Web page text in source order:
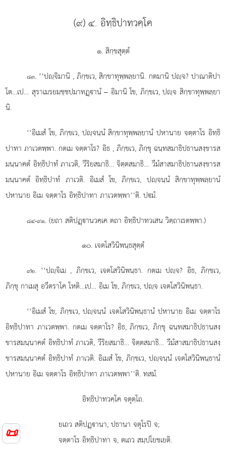
📜
(๙) ๔. อิทฺธิปาทวคฺโค
๑. สิกฺขสุตฺตํ
๘๓. ‘‘ปฺจิมานิ , ภิกฺขเว, สิกฺขาทุพฺพลฺยานิ. กตมานิ ปฺจ? ปาณาติปา
โต…เป… สุราเมรยมชฺชปมาทฏฺานํ – อิมานิ โข, ภิกฺขเว, ปฺจ สิกฺขาทุพฺพลฺยา
นิ.
‘‘อิเมสํ โข, ภิกฺขเว, ปฺจนฺนํ สิกฺขาทุพฺพลฺยานํ ปหานาย จตฺตาโร อิทฺธิ
ปาทา ภาเวตพฺพา. กตเม จตฺตาโร? อิธ , ภิกฺขเว, ภิกฺขุ ฉนฺทสมาธิปธานสงฺขารส
มนฺนาคตํ อิทฺธิปาทํ ภาเวติ, วีริยสมาธิ… จิตฺตสมาธิ… วีมํสาสมาธิปธานสงฺขารส
มนฺนาคตํ อิทฺธิปาทํ ภาเวติ. อิเมสํ โข, ภิกฺขเว, ปฺจนฺนํ สิกฺขาทุพฺพลฺยานํ
ปหานาย อิเม จตฺตาโร อิทฺธิปาทา ภาเวตพฺพา’’ติ. ปมํ.
๘๔-๙๑. (ยถา สติปฏฺานวคฺเค ตถา อิทฺธิปาทวเสน วิตฺถาเรตพฺพา.)
๑๐. เจตโสวินิพนฺธสุตฺตํ
๙๒. ‘‘ปฺจิเม, ภิกฺขเว, เจตโสวินิพนฺธา. กตเม ปฺจ? อิธ, ภิกฺขเว,
ภิกฺขุ กาเมสุ อวีตราโค โหติ…เป… อิเม โข, ภิกฺขเว, ปฺจ เจตโสวินิพนฺธา.
‘‘อิเมสํ โข, ภิกฺขเว, ปฺจนฺนํ เจตโสวินิพนฺธานํ ปหานาย อิเม จตฺตาโร
อิทฺธิปาทา ภาเวตพฺพา. กตเม จตฺตาโร? อิธ, ภิกฺขเว, ภิกฺขุ ฉนฺทสมาธิปธานสงฺ
ขารสมนฺนาคตํ อิทฺธิปาทํ ภาเวติ, วีริยสมาธิ… จิตฺตสมาธิ… วีมํสาสมาธิปธานสงฺ
ขารสมนฺนาคตํ อิทฺธิปาทํภาเวติ. อิเมสํ โข, ภิกฺขเว, ปฺจนฺนํ เจตโสวินิพนฺธานํ
ปหานาย อิเม จตฺตาโร อิทฺธิปาทา ภาเวตพฺพา’’ติ. ทสมํ.
อิทฺธิปาทวคฺโค จตุตฺโถ.
ยเถว สติปฏฺานา, ปธานา จตุโรปิ จ;
จตฺตาโร อิทฺธิปาทา จ, ตเถว สมฺปโยชเยติ.